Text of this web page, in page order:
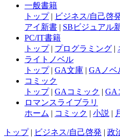
一般書籍
トップ| ビジネス/自己啓
アイ新書 | SBビジュアル
PC/IT書籍
トップ| プログラミング |
ライトノベル
トップ| GA文庫 | GAノベ
コミック
トップ| GAコミック | GA
ロマンスライブラリ
ホーム | コミック | 小説 |
トップ| ビジネス/自己啓発 | 政